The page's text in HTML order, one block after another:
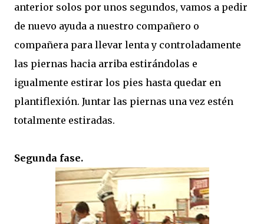
anterior solos por unos segundos, vamos a pedir
de nuevo ayuda a nuestro compañero o
compañera para llevar lenta y controladamente
las piernas hacia arriba estirándolas e
igualmente estirar los pies hasta quedar en
plantiflexión. Juntar las piernas una vez estén
totalmente estiradas.
Segunda fase.